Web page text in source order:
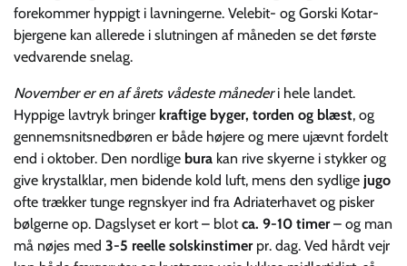
forekommer hyppigt i lavningerne. Velebit- og Gorski Kotar-
bjergene kan allerede i slutningen af måneden se det første
vedvarende snelag.
November er en af årets vådeste månederi hele landet.
Hyppige lavtryk bringer kraftige byger, torden og blæst, og
gennemsnitsnedbøren er både højere og mere ujævnt fordelt
end i oktober. Den nordlige bura kan rive skyerne i stykker og
give krystalklar, men bidende kold luft, mens den sydlige jugo
ofte trækker tunge regnskyer ind fra Adriaterhavet og pisker
bølgerne op. Dagslyset er kort – blotca. 9-10 timer– og man
må nøjes med 3-5 reelle solskinstimerpr. dag. Ved hårdt vejr